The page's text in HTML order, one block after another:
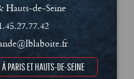
Hauts-de-Seine
PARIS ET HAUTS-DE-SEINE